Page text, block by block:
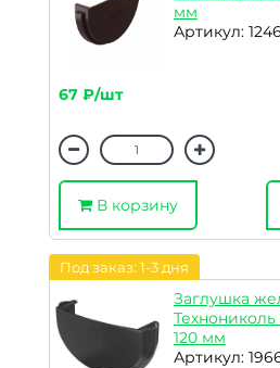
мм
Артикул:
67 ₽/шт
В корзину
Под заказ: 1-3 дня
Заглушка
120 мм
Артикул: